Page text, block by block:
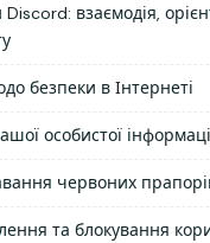
взаємодія,
безпеки в Інтернеті
особистої
червоних
та блокування